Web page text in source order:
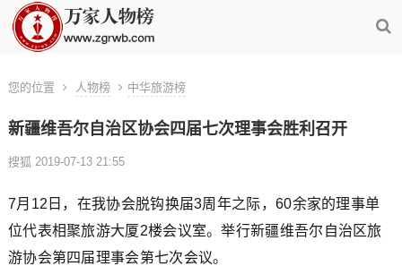
您的位置 人物榜 中华旅游榜
新疆维吾尔自治区协会四届七次理事会胜利召开
搜狐 2019-07-13 21:55
7月12日，在我协会脱钩换届3周年之际，60余家的理事单
位代表相聚旅游大厦2楼会议室。举行新疆维吾尔自治区旅
游协会第四届理事会第七次会议。